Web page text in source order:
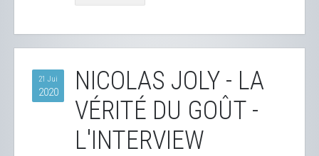
21 Jui
2020
NICOLAS JOLY - LA
VÉRITÉ DU GOÛT -
L'INTERVIEW